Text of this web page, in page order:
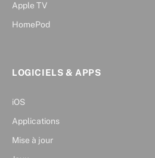
Apple TV
HomePod
LOGICIELS & APPS
iOS
Applications
Mise à jour